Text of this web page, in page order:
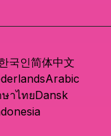
국인简体中文
Arabic
าไทยDansk